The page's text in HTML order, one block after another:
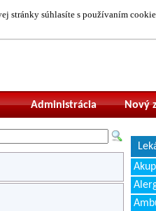
stránky súhlasíte s používaním
Nový
Administrácia